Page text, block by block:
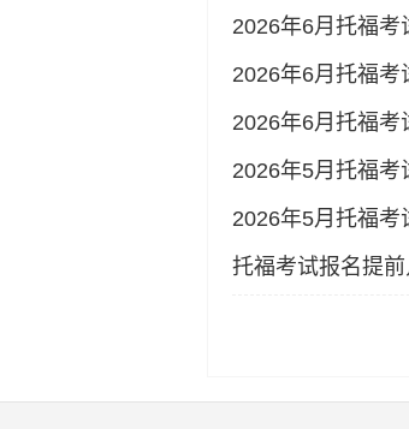
2026年6月托福考
2026年6月托福考
2026年6月托福考
2026年5月托福考
2026年5月托福考
托福考试报名提